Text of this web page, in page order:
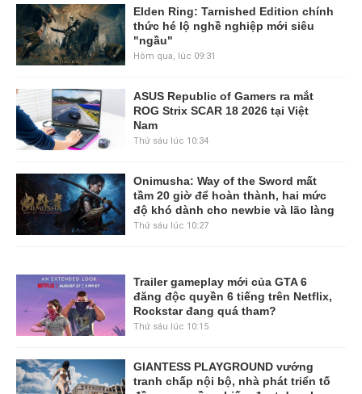
Elden Ring: Tarnished Edition chính
thức hé lộ nghề nghiệp mới siêu
"ngầu"
Hôm qua, lúc 09:31
ASUS Republic of Gamers ra mắt
ROG Strix SCAR 18 2026 tại Việt
Nam
Thứ sáu lúc 10:34
Onimusha: Way of the Sword mất
tầm 20 giờ để hoàn thành, hai mức
độ khó dành cho newbie và lão làng
Thứ sáu lúc 10:27
Trailer gameplay mới của GTA 6
đăng độc quyền 6 tiếng trên Netflix,
Rockstar đang quá tham?
Thứ sáu lúc 10:15
GIANTESS PLAYGROUND vướng
tranh chấp nội bộ, nhà phát triển tố